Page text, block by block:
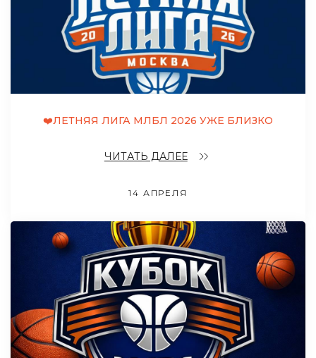
❤️ЛЕТНЯЯ ЛИГА МЛБЛ 2026 УЖЕ БЛИЗКО
ЧИТАТЬ ДАЛЕЕ
14 АПРЕЛЯ